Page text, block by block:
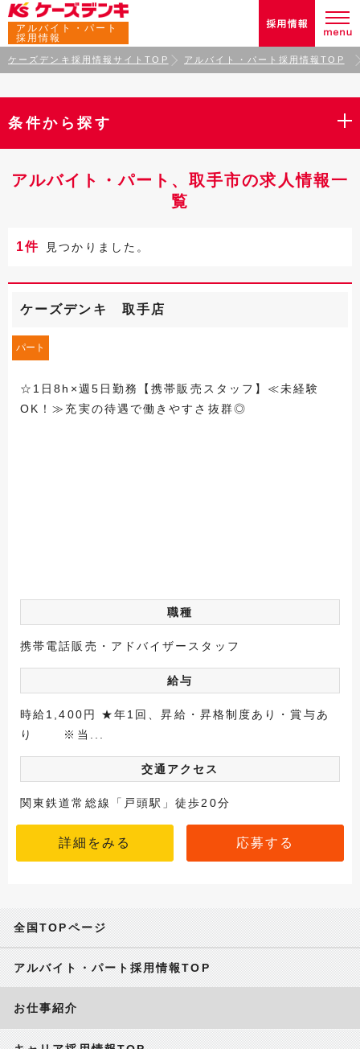
アルバイト・パート
採用情報
ケーズデンキ採用情報サイトTOP アルバイト・パート採用情報TOP
条件から探す
アルバイト・パート、取手市の求人情報一
覧
1件 見つかりました。
ケーズデンキ 取手店
パート
☆1日8h×週5日勤務【携帯販売スタッフ】≪未経験
OK！≫充実の待遇で働きやすさ抜群◎
職種
携帯電話販売・アドバイザースタッフ
給与
時給1,400円 ★年1回、昇給・昇格制度あり・賞与あ
り ※当...
交通アクセス
関東鉄道常総線「戸頭駅」徒歩20分
詳細をみる 応募する
全国TOPページ
アルバイト・パート採用情報TOP
お仕事紹介